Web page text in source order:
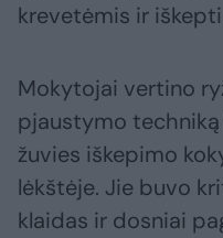
krevetėmis ir iškepti
Mokytojai vertino
pjaustymo
žuvies iškepimo
lėkštėje. Jie buvo
klaidas ir dosniai